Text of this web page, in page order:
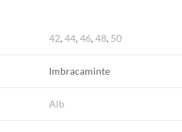
42,44,46,48, 50
Imbracaminte
Alb